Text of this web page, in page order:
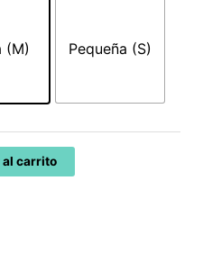
(M) Pequeña (S)
carrito